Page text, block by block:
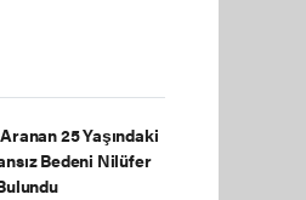
25 Yaşındaki
Bedeni Nilüfer